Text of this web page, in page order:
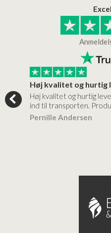
Høj kvalitet og hurtig
Høj kvalitet og hurtig
ind til transporten.
Pernille Andersen